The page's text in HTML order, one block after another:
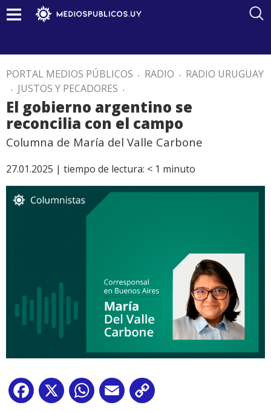
PORTAL MEDIOS PÚBLICOS . RADIO . RADIO URUGUAY
. JUSTOS Y PECADORES .
El gobierno argentino se
reconcilia con el campo
Columna de María del Valle Carbone
27.01.2025 | tiempo de lectura: < 1 minuto
Facebook
X WhatsApp
Email